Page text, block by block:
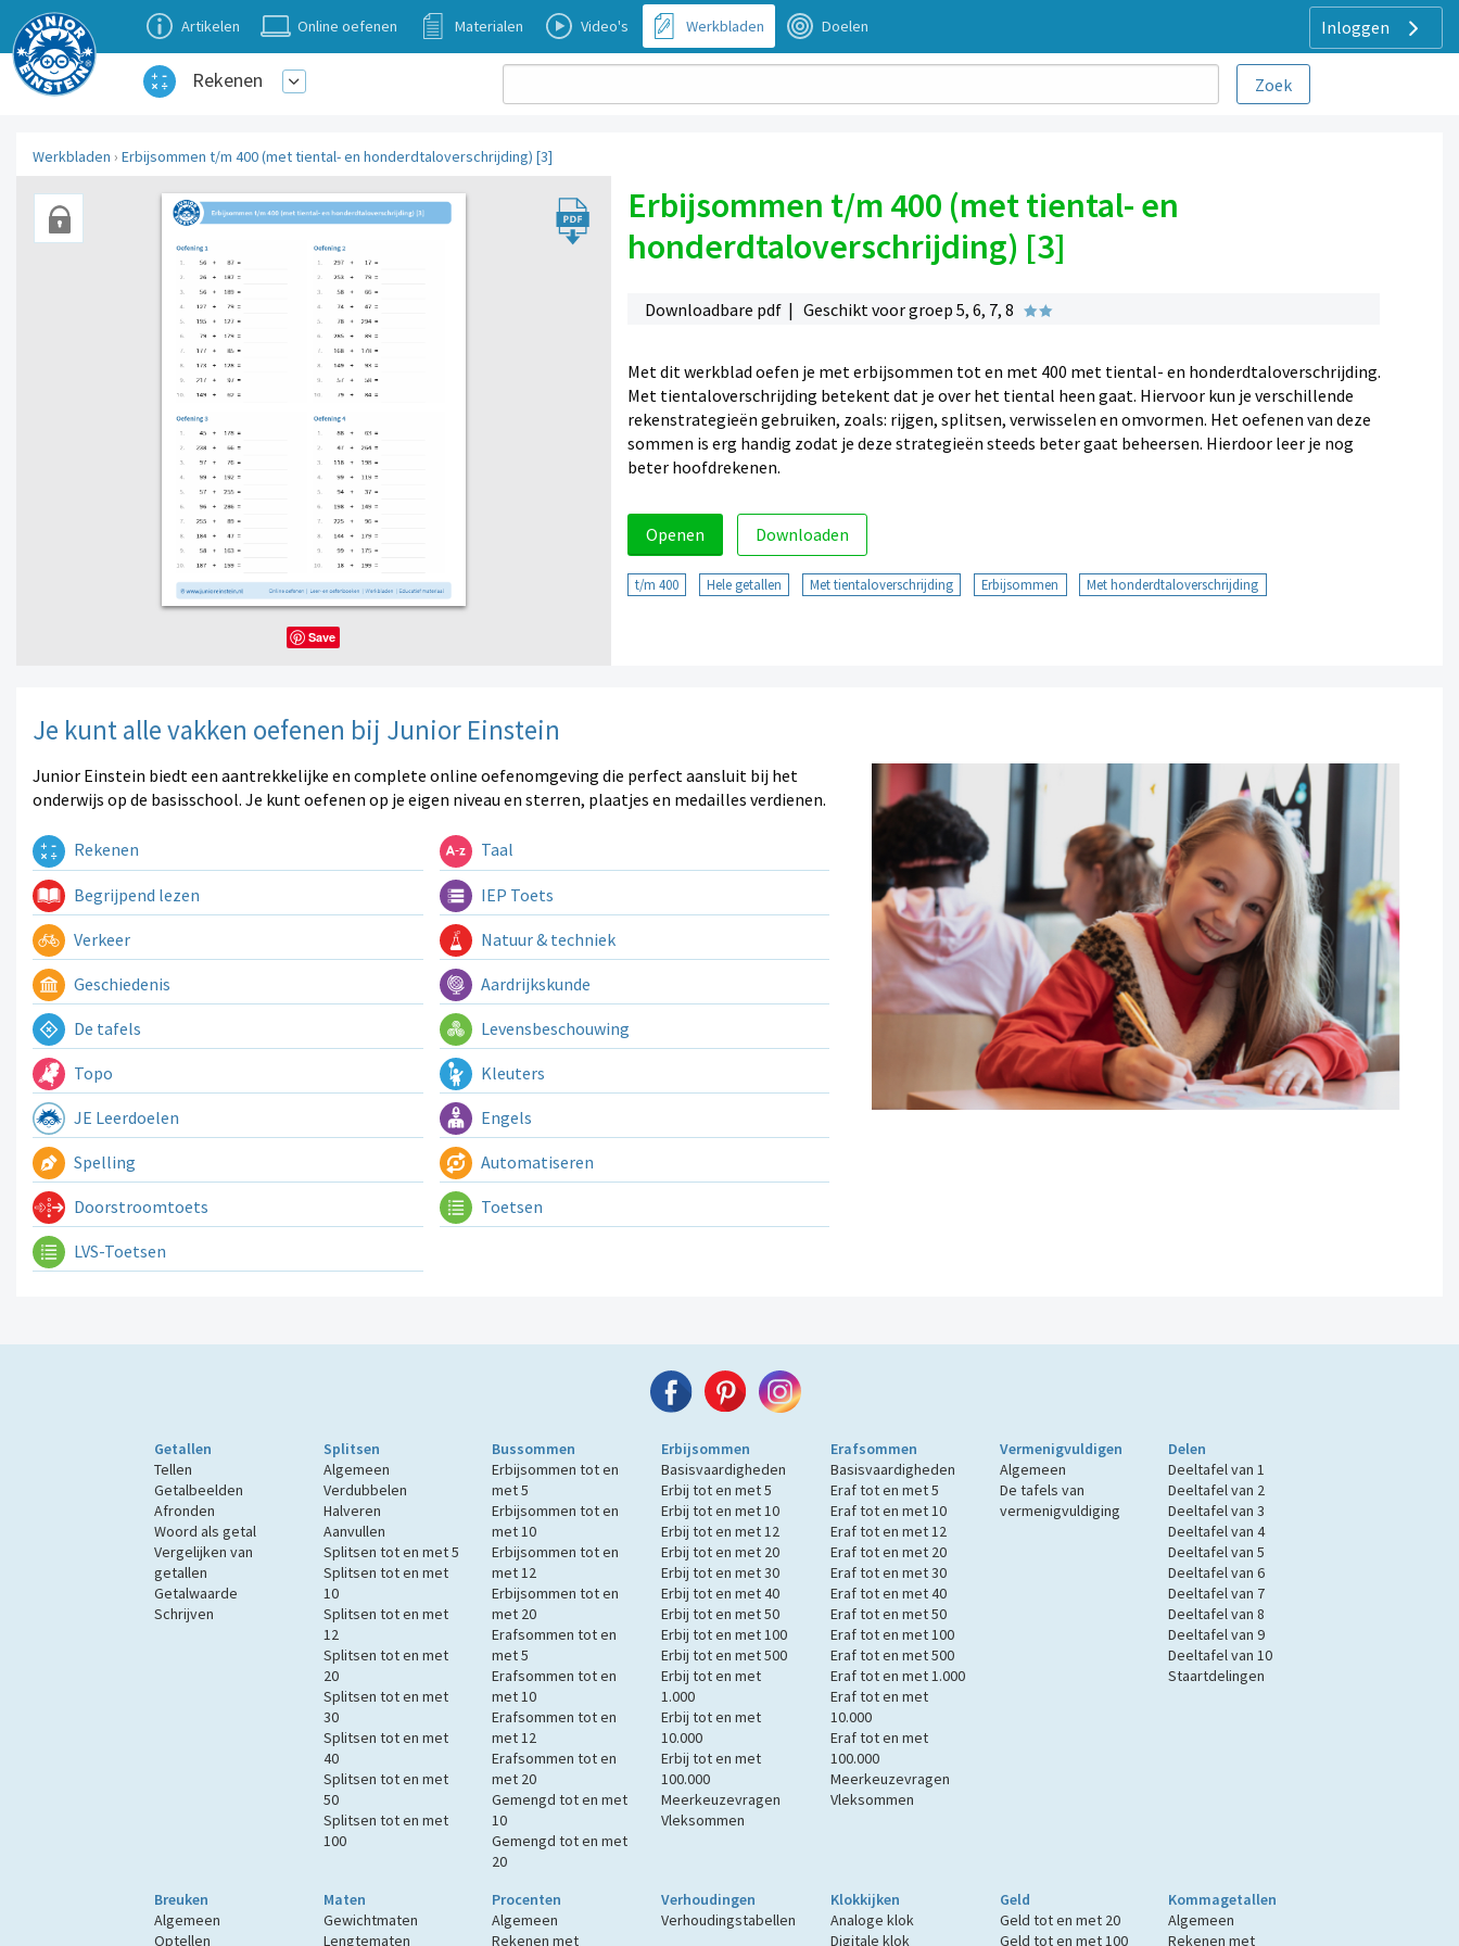
Inloggen
Artikelen Online oefenen Materialen Video's Werkbladen Doelen
Rekenen
Werkbladen › Erbijsommen t/m 400 (met tiental- en honderdtaloverschrijding) [3]
Erbijsommen t/m 400 (met tiental- en
honderdtaloverschrijding) [3]
Downloadbare pdf | Geschikt voor groep 5, 6, 7, 8
Met dit werkblad oefen je met erbijsommen tot en met 400 met tiental- en honderdtaloverschrijding.
Met tientaloverschrijding betekent dat je over het tiental heen gaat. Hiervoor kun je verschillende
rekenstrategieën gebruiken, zoals: rijgen, splitsen, verwisselen en omvormen. Het oefenen van deze
sommen is erg handig zodat je deze strategieën steeds beter gaat beheersen. Hierdoor leer je nog
beter hoofdrekenen.
Openen Downloaden
t/m 400 Hele getallen Met tientaloverschrijding Erbijsommen Met honderdtaloverschrijding
Save
Je kunt alle vakken oefenen bij Junior Einstein
Junior Einstein biedt een aantrekkelijke en complete online oefenomgeving die perfect aansluit bij het
onderwijs op de basisschool. Je kunt oefenen op je eigen niveau en sterren, plaatjes en medailles verdienen.
Rekenen Taal
Begrijpend lezen IEP Toets
Verkeer Natuur & techniek
Geschiedenis Aardrijkskunde
De tafels Levensbeschouwing
Topo Kleuters
JE Leerdoelen Engels
Spelling Automatiseren
Doorstroomtoets Toetsen
LVS-Toetsen
Getallen
Tellen
Getalbeelden
Afronden
Woord als getal
Vergelijken van
getallen
Getalwaarde
Schrijven
Splitsen
Algemeen
Verdubbelen
Halveren
Aanvullen
Splitsen tot en met 5
Splitsen tot en met
10
Splitsen tot en met
12
Splitsen tot en met
20
Splitsen tot en met
30
Splitsen tot en met
40
Splitsen tot en met
50
Splitsen tot en met
100
Bussommen
Erbijsommen tot en
met 5
Erbijsommen tot en
met 10
Erbijsommen tot en
met 12
Erbijsommen tot en
met 20
Erafsommen tot en
met 5
Erafsommen tot en
met 10
Erafsommen tot en
met 12
Erafsommen tot en
met 20
Gemengd tot en met
10
Gemengd tot en met
20
Erbijsommen
Basisvaardigheden
Erbij tot en met 5
Erbij tot en met 10
Erbij tot en met 12
Erbij tot en met 20
Erbij tot en met 30
Erbij tot en met 40
Erbij tot en met 50
Erbij tot en met 100
Erbij tot en met 500
Erbij tot en met
1.000
Erbij tot en met
10.000
Erbij tot en met
100.000
Meerkeuzevragen
Vleksommen
Erafsommen
Basisvaardigheden
Eraf tot en met 5
Eraf tot en met 10
Eraf tot en met 12
Eraf tot en met 20
Eraf tot en met 30
Eraf tot en met 40
Eraf tot en met 50
Eraf tot en met 100
Eraf tot en met 500
Eraf tot en met 1.000
Eraf tot en met
10.000
Eraf tot en met
100.000
Meerkeuzevragen
Vleksommen
Vermenigvuldigen
Algemeen
De tafels van
vermenigvuldiging
Delen
Deeltafel van 1
Deeltafel van 2
Deeltafel van 3
Deeltafel van 4
Deeltafel van 5
Deeltafel van 6
Deeltafel van 7
Deeltafel van 8
Deeltafel van 9
Deeltafel van 10
Staartdelingen
Breuken
Algemeen
Optellen
Maten
Gewichtmaten
Lengtematen
Procenten
Algemeen
Rekenen met
Verhoudingen
Verhoudingstabellen
Klokkijken
Analoge klok
Digitale klok
Geld
Geld tot en met 20
Geld tot en met 100
Kommagetallen
Algemeen
Rekenen met